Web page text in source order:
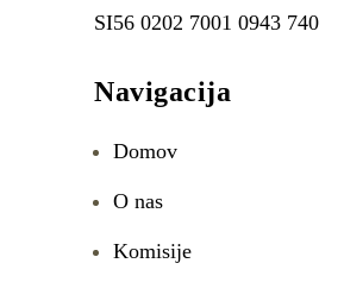
SI56 0202 7001 0943 740
Navigacija
Domov
O nas
Komisije